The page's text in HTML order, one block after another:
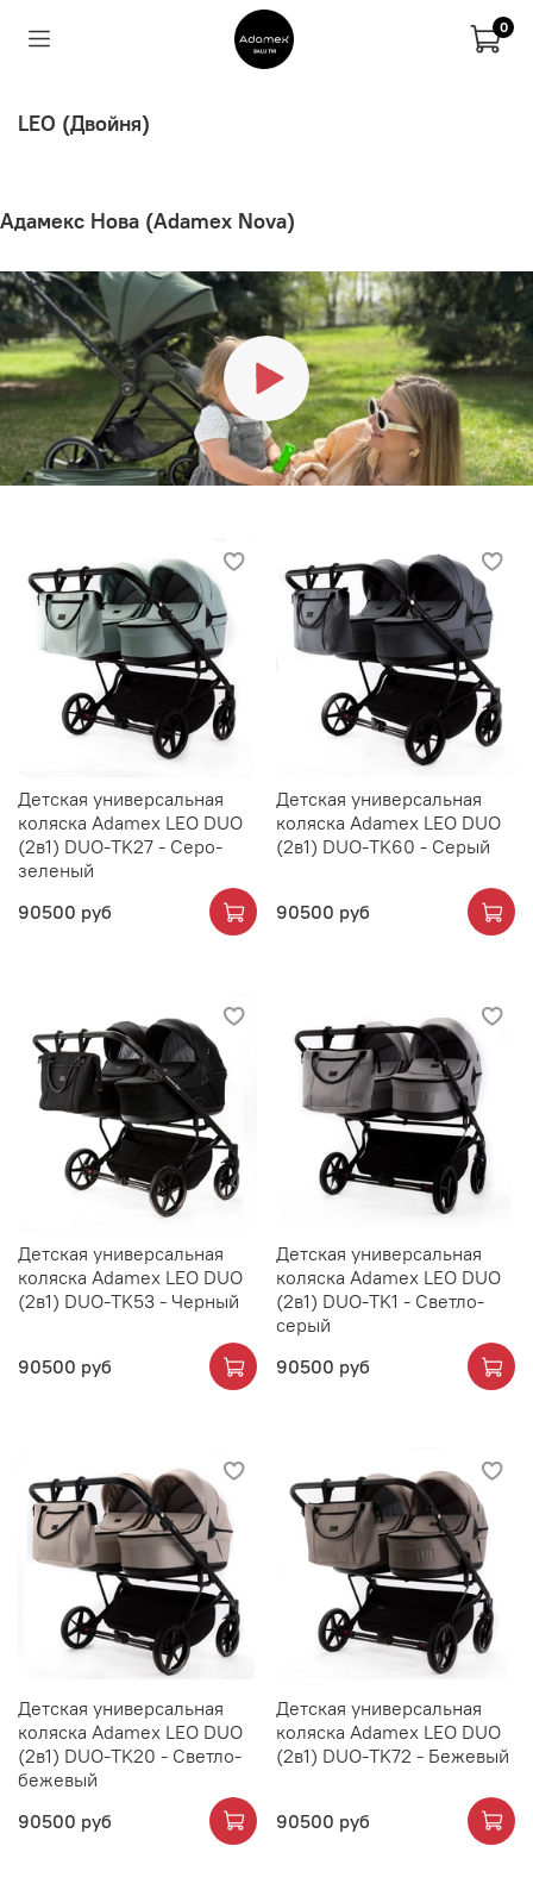
0
LEO (Двойня)
Адамекс Нова (Adamex Nova)
Детская универсальная
коляска Adamex LEO DUO
(2в1) DUO-TK27 - Серо-
зеленый
90500 руб
Детская универсальная
коляска Adamex LEO DUO
(2в1) DUO-TK60 - Серый
90500 руб
Детская универсальная
коляска Adamex LEO DUO
(2в1) DUO-TK53 - Черный
90500 руб
Детская универсальная
коляска Adamex LEO DUO
(2в1) DUO-TK1 - Светло-
серый
90500 руб
Детская универсальная
коляска Adamex LEO DUO
(2в1) DUO-TK20 - Светло-
бежевый
90500 руб
Детская универсальная
коляска Adamex LEO DUO
(2в1) DUO-TK72 - Бежевый
90500 руб